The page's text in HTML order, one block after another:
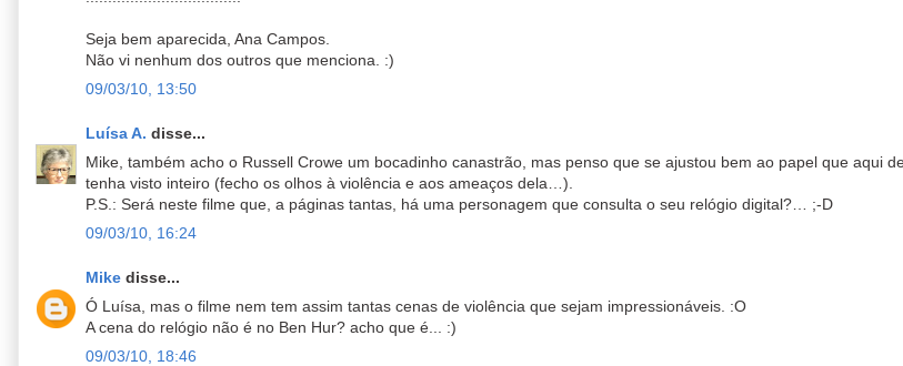
Seja bem aparecida, Ana Campos.
Não vi nenhum dos outros que menciona. :)
09/03/10, 13:50
Luísa A. disse...
Mike, também acho o Russell Crowe um bocadinho canastrão, mas penso que se ajustou bem ao papel que aqui
tenha visto inteiro (fecho os olhos à violência e aos ameaços dela…).
P.S.: Será neste filme que, a páginas tantas, há uma personagem que consulta o seu relógio digital?… ;-D
09/03/10, 16:24
Mike disse...
Ó Luísa, mas o filme nem tem assim tantas cenas de violência que sejam impressionáveis. :O
A cena do relógio não é no Ben Hur? acho que é... :)
09/03/10, 18:46